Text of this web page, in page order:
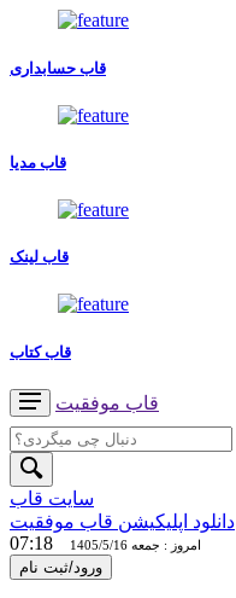
قاب حسابداری
قاب مدیا
قاب لینک
قاب کتاب
قاب موفقیت
سایت قاب
دانلود اپلیکیشن قاب موفقیت
امروز : جمعه 1405/5/16 07:18
ورود/ثبت نام